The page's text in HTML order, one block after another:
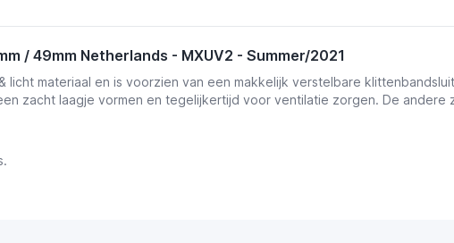
/ 49mm Netherlands - MXUV2 - Summer/2021
materiaal en is voorzien van een makkelijk verstelbare
zacht laagje vormen en tegelijkertijd voor ventilatie zorgen. De